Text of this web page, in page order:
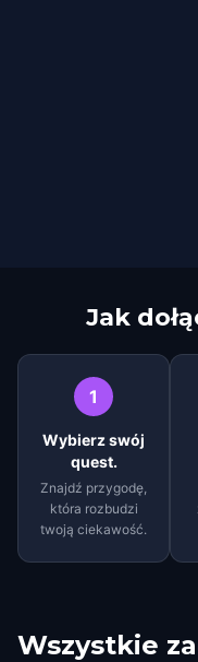
Jak
1
Wybierz swój
quest.
Znajdź przygodę,
która rozbudzi
twoją ciekawość.
Wszystkie